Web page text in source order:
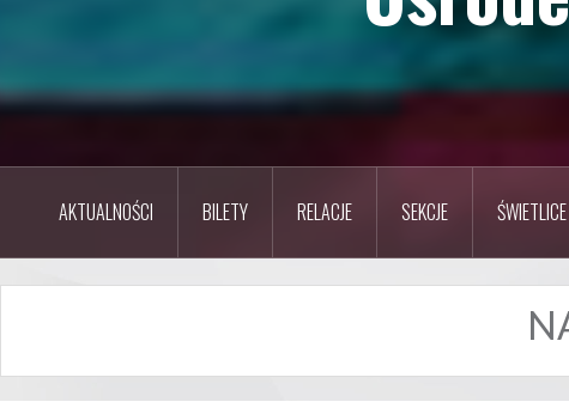
AKTUALNOŚCI BILETY RELACJE SEKCJE ŚWIETLICE